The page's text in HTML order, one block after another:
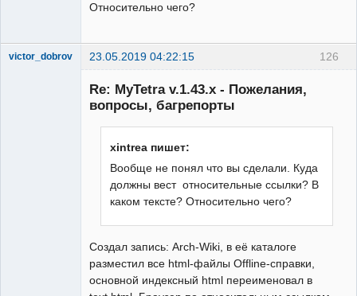
Относительно чего?
126
victor_dobrov 23.05.2019 04:22:15
Re: MyTetra v.1.43.x - Пожелания,
вопросы, багрепорты
xintrea пишет:
Вообще не понял что вы сделали. Куда
должны вест относительные ссылки? В
каком тексте? Относительно чего?
Создал запись: Arch-Wiki, в её каталоге
разместил все html-файлы Offline-справки,
основной индексный html переименовал в